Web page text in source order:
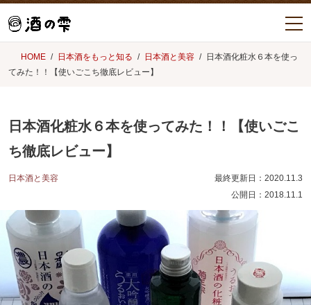
HOME 日本酒をもっと知る 日本酒と美容
日本酒化粧水６本を使っ
てみた！！【使いごこち徹底レビュー】
日本酒化粧水６本を使ってみた！！【使いごこ
ち徹底レビュー】
日本酒と美容 最終更新日： 2020.11.3
公開日： 2018.11.1